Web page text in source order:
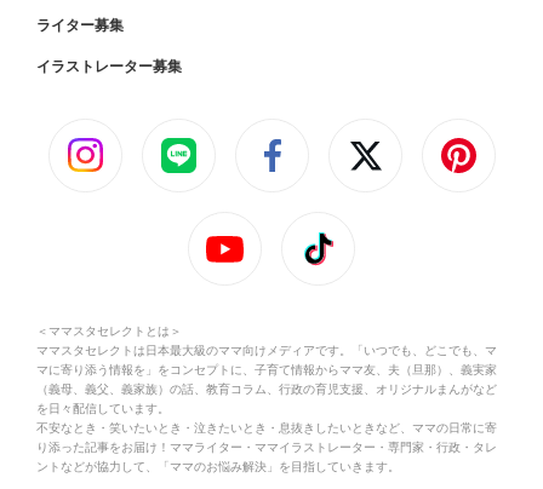
ライター募集
イラストレーター募集
＜ママスタセレクトとは＞
ママスタセレクトは日本最大級のママ向けメディアです。「いつでも、どこでも、マ
マに寄り添う情報を」をコンセプトに、子育て情報からママ友、夫（旦那）、義実家
（義母、義父、義家族）の話、教育コラム、行政の育児支援、オリジナルまんがなど
を日々配信しています。
不安なとき・笑いたいとき・泣きたいとき・息抜きしたいときなど、ママの日常に寄
り添った記事をお届け！ママライター・ママイラストレーター・専門家・行政・タレ
ントなどが協力して、「ママのお悩み解決」を目指していきます。